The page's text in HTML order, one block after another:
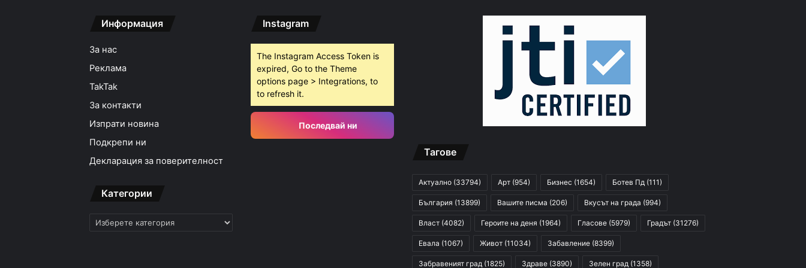
15:42ч, четвъртък, 6 август, 2026
15:18ч, четвъртък, 6 август, 2026
Информация
За нас
Реклама
TakTak
За контакти
Изпрати новина
Подкрепи ни
Декларация за поверителност
Категории
Категории
Instagram
The Instagram Access Token is
expired, Go to the Theme
options page > Integrations, to
to refresh it.
Последвай ни
Тагове
Актуално (33794) Арт (954) Бизнес (1654) Ботев Пд (111)
България (13899) Вашите писма (206) Вкусът на града (994)
Власт (4082) Героите на деня (1964) Гласове (5979) Градът (31276)
Евала (1067) Живот (11034) Забавление (8399)
Забравеният град (1825) Здраве (3890) Зелен град (1358)